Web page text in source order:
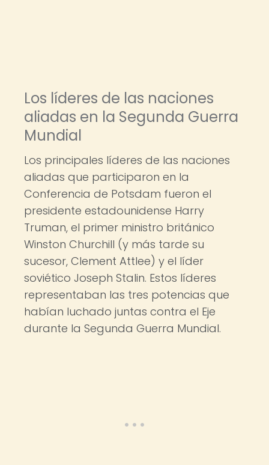
Los líderes de las naciones
aliadas en la Segunda Guerra
Mundial
Los principales líderes de las naciones
aliadas que participaron en la
Conferencia de Potsdam fueron el
presidente estadounidense Harry
Truman, el primer ministro británico
Winston Churchill (y más tarde su
sucesor, Clement Attlee) y el líder
soviético Joseph Stalin. Estos líderes
representaban las tres potencias que
habían luchado juntas contra el Eje
durante la Segunda Guerra Mundial.